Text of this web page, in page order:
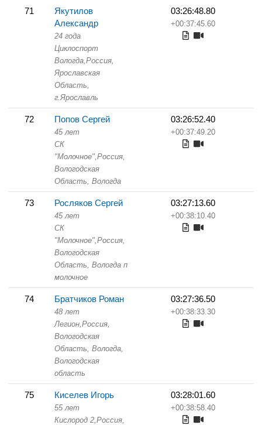
71
Якутилов
Александр
24 года
Циклоспорт
Вологда,Россия,
Ярославская
Область,
г.Ярославль
03:26:48.80
+00:37:45.60
72 Попов Сергей
45 лет
СК
"Молочное",Россия,
Вологодская
Область, Вологда
03:26:52.40
+00:37:49.20
73 Росляков Сергей
45 лет
СК
"Молочное",Россия,
Вологодская
Область, Вологда п
молочное
03:27:13.60
+00:38:10.40
74 Братчиков Роман
48 лет
Легион,Россия,
Вологодская
Область, Вологда,
Вологодская
область
03:27:36.50
+00:38:33.30
75 Киселев Игорь
55 лет
Кислород 2,Россия,
03:28:01.60
+00:38:58.40